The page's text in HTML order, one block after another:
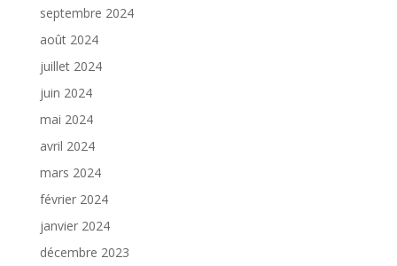
septembre 2024
août 2024
juillet 2024
juin 2024
mai 2024
avril 2024
mars 2024
février 2024
janvier 2024
décembre 2023